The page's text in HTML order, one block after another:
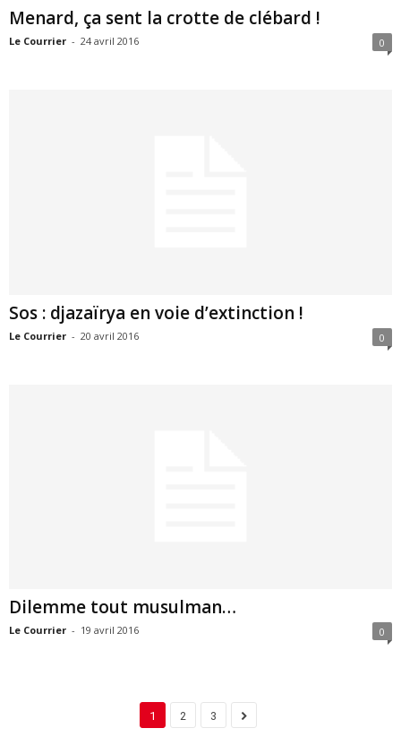
Menard, ça sent la crotte de clébard !
Le Courrier - 24 avril 2016 0
Sos : djazaïrya en voie d’extinction !
Le Courrier - 20 avril 2016 0
Dilemme tout musulman…
Le Courrier - 19 avril 2016 0
1 2 3